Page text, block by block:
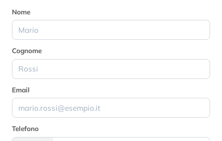
Nome
Cognome
Email
Telefono